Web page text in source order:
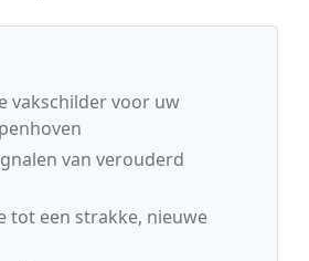
vakschilder voor uw
van verouderd
tot een strakke, nieuwe